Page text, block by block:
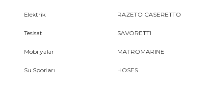
Elektrik
Tesisat
Mobilyalar
Su Sporları
RAZETO CASERETTO
SAVORETTI
MATROMARINE
HOSES